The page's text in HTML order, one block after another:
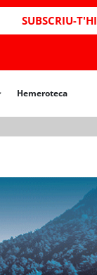
SUBSCRIU-T'HI
Hemeroteca
Hemeroteca